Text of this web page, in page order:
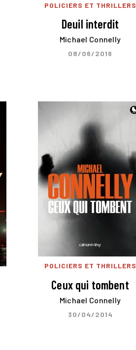
POLICIERS ET THRILLERS
Deuil interdit
Michael Connelly
08/06/2016
POLICIERS ET THRILLERS
Ceux qui tombent
Michael Connelly
30/04/2014